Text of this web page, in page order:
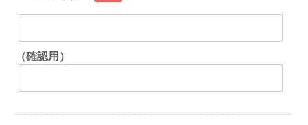
（確認用）